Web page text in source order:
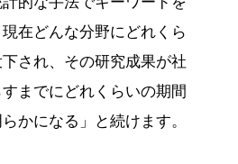
在どんな分野にどれくら
され、その研究成果が社
までにどれくらいの期間
かになる」と続けます。